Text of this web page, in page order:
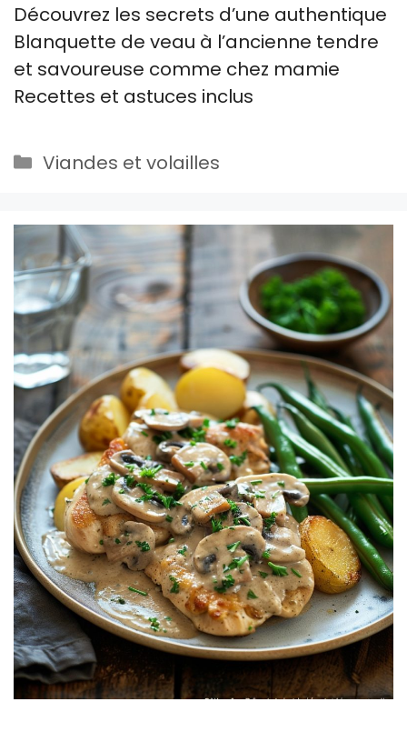
Découvrez les secrets d’une authentique
Blanquette de veau à l’ancienne tendre
et savoureuse comme chez mamie
Recettes et astuces inclus
Catégories
Viandes et volailles